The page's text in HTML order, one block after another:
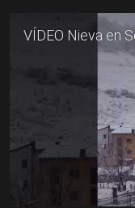
VÍDEO Nieva en